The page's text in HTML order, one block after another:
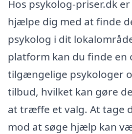
Hos psykolog-priser.dk
hjælpe dig med at finde
psykolog i dit
platform kan du finde en
tilgængelige psykologer
tilbud, hvilket kan gøre
at træffe et valg. At tage
mod at søge hjælp kan